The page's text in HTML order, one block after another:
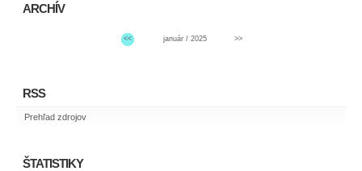
ARCHÍV
<< január / 2025 >>
RSS
Prehľad zdrojov
ŠTATISTIKY